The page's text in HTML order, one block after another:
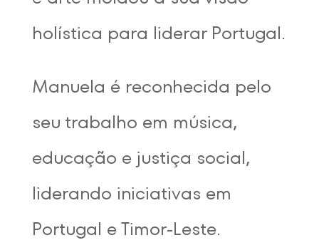
holística para liderar Portugal.
Manuela é reconhecida pelo
seu trabalho em música,
educação e justiça social,
liderando iniciativas em
Portugal e Timor-Leste.